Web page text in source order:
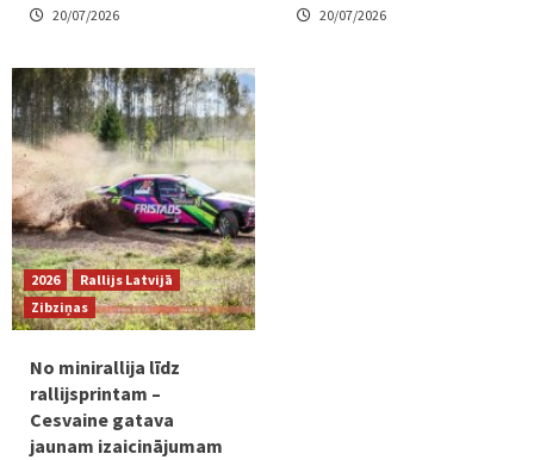
20/07/2026 20/07/2026
2026
Rallijs Latvijā
Zibziņas
No minirallija līdz
rallijsprintam –
Cesvaine gatava
jaunam izaicinājumam